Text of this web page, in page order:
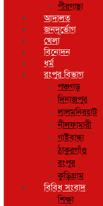
পীরগাছা
আদালত
জনদূর্ভোগ
খেলা
বিনোদন
ধর্ম
রংপুর বিভাগ
পঞ্চগড়
দিনাজপুর
লালমনিরহাট
নীলফামারী
গাইবান্ধা
ঠাকুরগাঁও
রংপুর
কুড়িগ্রাম
বিবিধ সংবাদ
শিক্ষা